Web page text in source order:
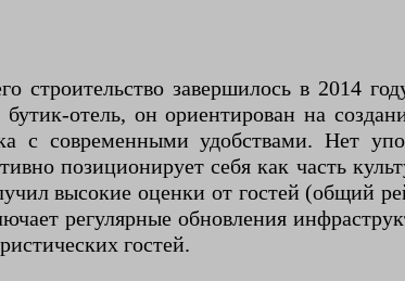
строительство завершилось в 2014
отель, он ориентирован на
с современными удобствами. Нет
позиционирует себя как часть
высокие оценки от гостей (общий
регулярные обновления
гостей.